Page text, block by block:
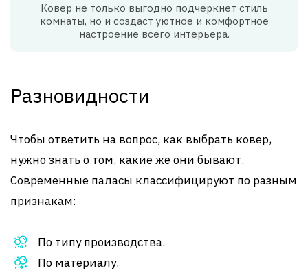
Ковер не только выгодно подчеркнет стиль
комнаты, но и создаст уютное и комфортное
настроение всего интерьера.
Разновидности
Чтобы ответить на вопрос, как выбрать ковер,
нужно знать о том, какие же они бывают.
Современные паласы классифицируют по разным
признакам:
По типу производства.
По материалу.